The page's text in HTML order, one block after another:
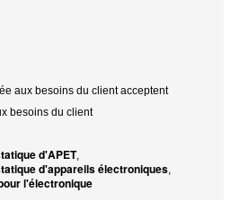
aux besoins du client acceptent
besoins du client
d'APET,
d'appareils électroniques,
l'électronique